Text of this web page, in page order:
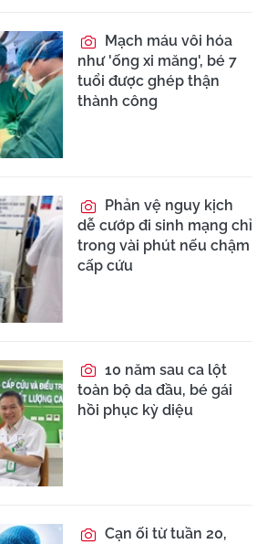
Mạch máu vôi hóa
như 'ống xi măng', bé 7
tuổi được ghép thận
thành công
Phản vệ nguy kịch
dễ cướp đi sinh mạng chỉ
trong vài phút nếu chậm
cấp cứu
10 năm sau ca lột
toàn bộ da đầu, bé gái
hồi phục kỳ diệu
Cạn ối từ tuần 20,